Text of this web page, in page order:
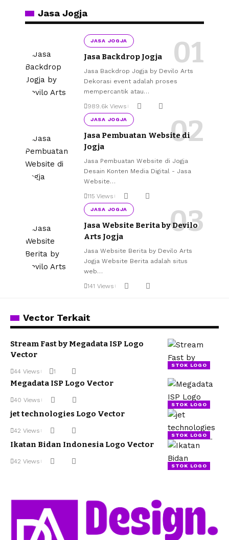
Jasa Jogja
JASA JOGJA
Jasa Backdrop Jogja
Jasa Backdrop Jogja by Devilo Arts
Dekorasi event adalah proses
mempercantik atau…
989.6k Views
JASA JOGJA
Jasa Pembuatan Website di
Jogja
Jasa Pembuatan Website di Jogja
Desain Konten Media Digital - Jasa
Website…
115 Views
JASA JOGJA
Jasa Website Berita by Devilo
Arts Jogja
Jasa Website Berita by Devilo Arts
Jogja Website Berita adalah situs
web…
141 Views
Vector Terkait
STOK LOGO
Stream Fast by Megadata ISP Logo
Vector
44 Views 1
STOK LOGO
Megadata ISP Logo Vector
40 Views
STOK LOGO
jet technologies Logo Vector
42 Views
STOK LOGO
Ikatan Bidan Indonesia Logo Vector
42 Views